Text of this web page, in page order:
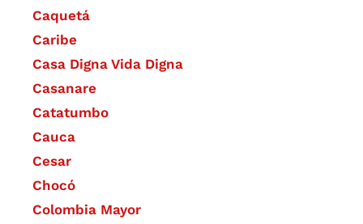
Caquetá
Caribe
Casa Digna Vida Digna
Casanare
Catatumbo
Cauca
Cesar
Chocó
Colombia Mayor